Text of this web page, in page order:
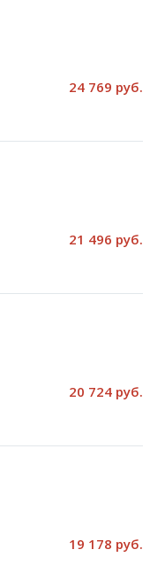
24 769 руб.
21 496 руб.
20 724 руб.
19 178 руб.